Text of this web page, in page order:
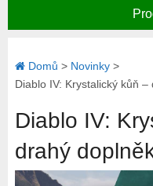
Domů > Novinky>
Diablo IV: Krystalický kůň
Diablo IV:
drahý